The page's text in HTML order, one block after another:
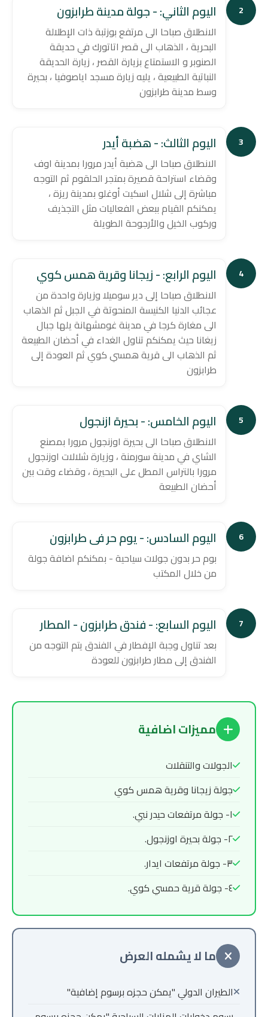
2 اليوم الثاني: - جولة مدينة طرابزون
الانطلاق صباحا الى مرتفع بوزتبة ذات الإطلالة
البحرية ، الذهاب الى قصر اتاتورك في حديقة
الصنوبر و الاستمتاع بزيارة القصر ، زيارة الحديقة
النباتية الطبيعية ، يليه زيارة مسجد اياصوفيا ، بحيرة
وسط مدينة طرابزون
3 اليوم الثالث: - هضبة أيدر
الانطلاق صباحا الى هضبة أيدر مرورا بمدينة اوف
وقضاء استراحة قصيرة بمتجر الحلقوم ثم التوجه
مباشرة إلى شلال اسكيت أوغلو بمدينة ريزة ،
يمكنكم القيام ببعض الفعاليات مثل التجذيف
وركوب الخيل والأرجوحة الطويلة
4 اليوم الرابع: - زيجانا وقرية همس كوي
الانطلاق صباحا إلى دير سوميلا وزيارة واحدة من
عجائب الدنيا الكنيسة المنحوتة في الجبل ثم الذهاب
الى مغارة كرجا في مدينة غومشهانة يلها جبال
زيغانا حيث يمكنكم تناول الغداء في أحضان الطبيعة
ثم الذهاب الى قرية همسي كوي ثم العودة إلى
طرابزون
5 اليوم الخامس: - بحيرة ازنجول
الانطلاق صباحا الى بحيرة اوزنجول مرورا بمصنع
الشاي في مدينة سورمنة ، وزيارة شلالات اوزنجول
مرورا بالتراس المطل على البحيرة ، وقضاء وقت بين
أحضان الطبيعة
6 اليوم السادس: - يوم حر فى طرابزون
بوم حر بدون جولات سياحية - بمكنكم اضافة جولة
من خلال المكتب
7 اليوم السابع: - فندق طرابزون - المطار
بعد تناول وجبة الإفطار في الفندق يتم التوجه من
الفندق إلى مطار طرابزون للعودة
مميزات اضافية
الجولات والتنقلات
جولة زيجانا وقرية همس كوي
١- جولة مرتفعات حيدر نبي.
٢- جولة بحيرة اوزنجول.
٣- جولة مرتفعات ايدار.
٤- جولة قرية حمسي كوي.
ما لا يشمله العرض
الطيران الدولي "يمكن حجزه برسوم إضافية"